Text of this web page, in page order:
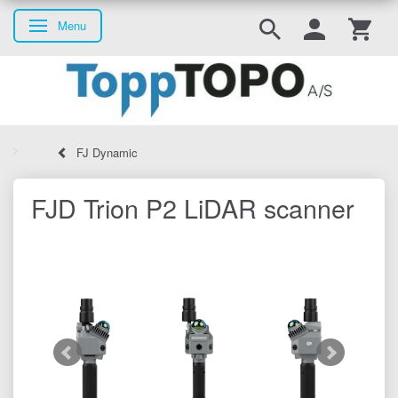
Skifte navigation
Menu
FJ Dynamic
FJD Trion P2 LiDAR scanner